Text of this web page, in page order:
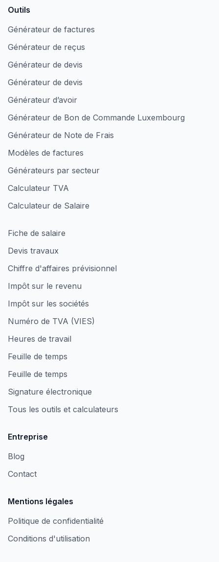
Outils
Générateur de factures
Générateur de reçus
Générateur de devis
Générateur de devis
Générateur d’avoir
Générateur de Bon de Commande Luxembourg
Générateur de Note de Frais
Modèles de factures
Générateurs par secteur
Calculateur TVA
Calculateur de Salaire
Fiche de salaire
Devis travaux
Chiffre d'affaires prévisionnel
Impôt sur le revenu
Impôt sur les sociétés
Numéro de TVA (VIES)
Heures de travail
Feuille de temps
Feuille de temps
Signature électronique
Tous les outils et calculateurs
Entreprise
Blog
Contact
Mentions légales
Politique de confidentialité
Conditions d'utilisation